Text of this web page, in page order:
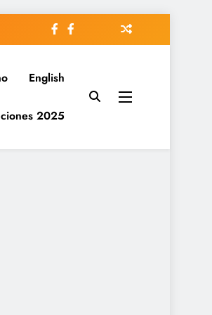
English
2025